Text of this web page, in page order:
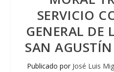
SERVICIO
GENERAL DE
SAN
Publicado por José Luis